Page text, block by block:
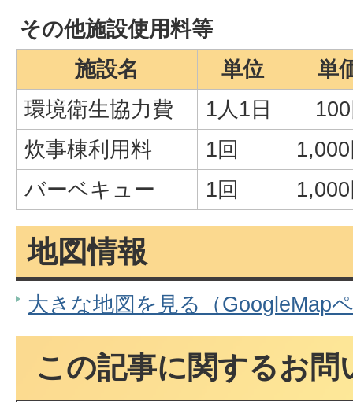
その他施設使用料等
施設名
単位
単
環境衛生協力費
1人1日
100
炊事棟利用料
1回
バーベキュー
1回
地図情報
大きな地図を見る（GoogleMap
この記事に関するお問